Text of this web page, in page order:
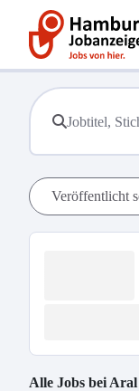
Veröffentlicht
Alle Jobs bei Aral